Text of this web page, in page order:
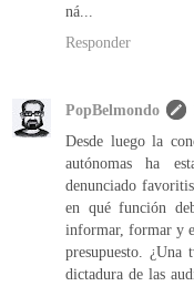
ná...
Responder
PopBelmondo
Desde luego la
autónomas ha
denunciado
en qué función
informar, formar y
presupuesto.
dictadura de las